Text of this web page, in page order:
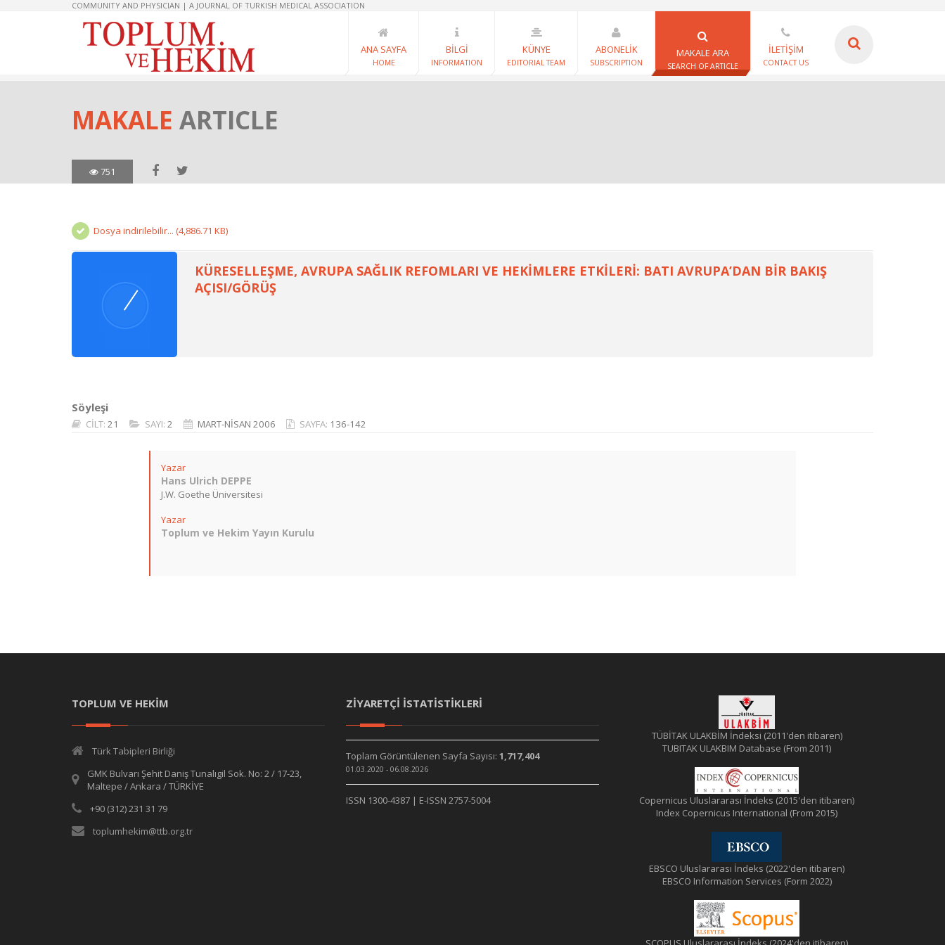
COMMUNITY AND PHYSICIAN | A JOURNAL OF TURKISH MEDICAL ASSOCIATION
ANA SAYFA
HOME
BİLGİ
INFORMATION
KÜNYE
EDITORIAL TEAM
ABONELİK
SUBSCRIPTION
MAKALE ARA
SEARCH OF ARTICLE
İLETİŞİM
CONTACT US
MAKALE ARTICLE
751
Dosya indirilebilir... (4,886.71 KB)
KÜRESELLEŞME, AVRUPA SAĞLIK REFOMLARI VE HEKİMLERE ETKİLERİ: BATI AVRUPA’DAN BİR BAKIŞ
AÇISI/GÖRÜŞ
Söyleşi
CİLT: 21 SAYI: 2 MART-NİSAN 2006 SAYFA: 136-142
Yazar
Hans Ulrich DEPPE
J.W. Goethe Üniversitesi
Yazar
Toplum ve Hekim Yayın Kurulu
TOPLUM VE HEKİM
Türk Tabipleri Birliği
GMK Bulvarı Şehit Daniş Tunalıgil Sok. No: 2 / 17-23,
Maltepe / Ankara / TÜRKİYE
+90 (312) 231 31 79
toplumhekim@ttb.org.tr
ZİYARETÇİ İSTATİSTİKLERİ
Toplam Görüntülenen Sayfa Sayısı: 1,717,404
01.03.2020 - 06.08.2026
ISSN 1300-4387 | E-ISSN 2757-5004
TÜBİTAK ULAKBİM İndeksi (2011'den itibaren)
TUBITAK ULAKBIM Database (From 2011)
Copernicus Uluslararası İndeks (2015'den itibaren)
Index Copernicus International (From 2015)
EBSCO Uluslararası İndeks (2022'den itibaren)
EBSCO Information Services (Form 2022)